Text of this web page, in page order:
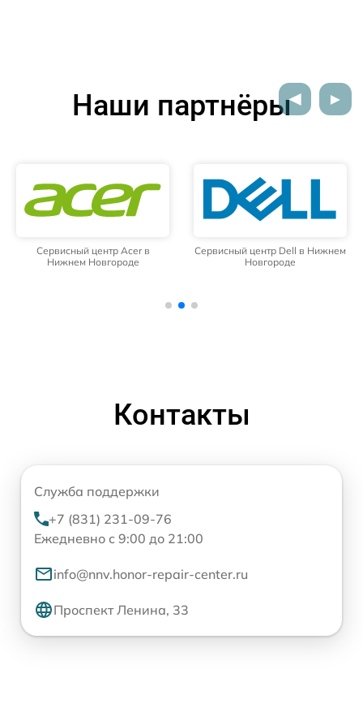
Наши партнёры
Сервисный центр Dell в Нижнем
Новгороде
Сервисный центр HP в Нижнем
Новгороде
Контакты
Служба поддержки
+7 (831) 231-09-76
Ежедневно с 9:00 до 21:00
info@nnv.honor-repair-center.ru
Проспект Ленина, 33